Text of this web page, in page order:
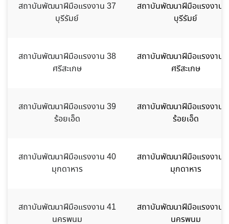
สถาบันพัฒนาฝีมือแรงงาน 37
บุรีรัมย์
สถาบันพัฒนาฝีมือแรงงาน
บุรีรัมย์
สถาบันพัฒนาฝีมือแรงงาน 38
ศรีสะเกษ
สถาบันพัฒนาฝีมือแรงงาน
ศรีสะเกษ
สถาบันพัฒนาฝีมือแรงงาน 39
ร้อยเอ็ด
สถาบันพัฒนาฝีมือแรงงาน
ร้อยเอ็ด
สถาบันพัฒนาฝีมือแรงงาน 40
มุกดาหาร
สถาบันพัฒนาฝีมือแรงงาน
มุกดาหาร
สถาบันพัฒนาฝีมือแรงงาน 41
นครพนม
สถาบันพัฒนาฝีมือแรงงาน
นครพนม